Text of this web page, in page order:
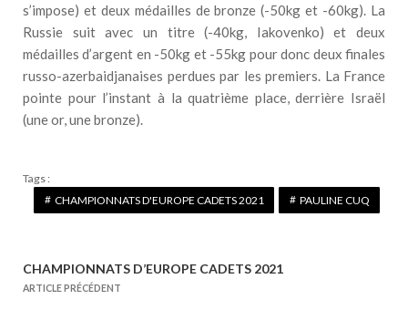
s’impose) et deux médailles de bronze (-50kg et -60kg). La
Russie suit avec un titre (-40kg, Iakovenko) et deux
médailles d’argent en -50kg et -55kg pour donc deux finales
russo-azerbaidjanaises perdues par les premiers. La France
pointe pour l’instant à la quatrième place, derrière Israël
(une or, une bronze).
Tags :
CHAMPIONNATS D'EUROPE CADETS 2021
PAULINE CUQ
N
CHAMPIONNATS D’EUROPE CADETS 2021
ARTICLE PRÉCÉDENT